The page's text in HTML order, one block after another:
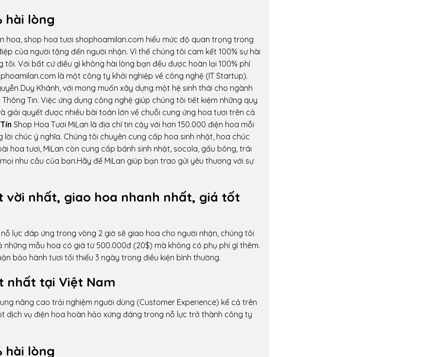
hài lòng
hoa, shop hoa tươi shophoamilan.com hiểu mức độ quan trọng trong
của người tặng đến người nhận. Vì thế chúng tôi cam kết 100% sự hài
Với bất cứ điều gì không hài lòng bạn đều được hoàn lại 100% phí
là một công ty khởi nghiệp về công nghệ (IT Startup).
Duy Khánh, với mong muốn xây dựng một hệ sinh thái cho ngành
Tin. Việc ứng dụng công nghệ giúp chúng tôi tiết kiệm những quy
giải quyết được nhiều bài toán lớn về chuỗi cung ứng hoa tươi trên cả
Shop Hoa Tươi MiLan là địa chỉ tin cậy với hơn 150.000 điện hoa mỗi
chúc ý nghĩa. Chúng tôi chuyên cung cấp hoa sinh nhật, hoa chúc
hoa tươi, MiLan còn cung cấp bánh sinh nhật, socola, gấu bông, trái
nhu cầu của bạn.Hãy để MiLan giúp bạn trao gửi yêu thương với sự
vời nhất, giao hoa nhanh nhất, giá tốt
nỗ lực đáp ứng trong vòng 2 giờ sẽ giao hoa cho người nhận, chúng tôi
mẫu hoa có giá từ 500.000đ (20$) mà không có phụ phí gì thêm.
bảo hành tươi tối thiểu 3 ngày trong điều kiện bình thường.
nhất tại Việt Nam
nâng cao trải nghiệm người dùng (Customer Experience) kể cả trên
dịch vụ điện hoa hoàn hảo xứng đáng trong nỗ lực trở thành công ty
hài lòng